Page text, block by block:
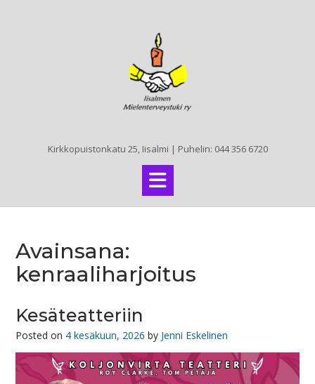
Kirkkopuistonkatu 25, Iisalmi | Puhelin: 044 356 6720
Avainsana:
kenraaliharjoitus
Kesäteatteriin
Posted on 4 kesäkuun, 2026 by Jenni Eskelinen